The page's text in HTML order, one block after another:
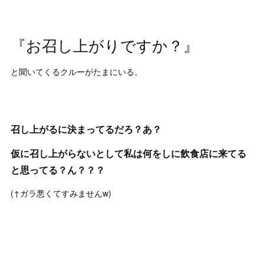
『お召し上がりですか？』
と聞いてくるクルーがたまにいる。
召し上がるに決まってるだろ？あ？
仮に召し上がらないとして私は何をしに飲食店に来てる
と思ってる？ん？？？
(↑ガラ悪くてすみませんw)